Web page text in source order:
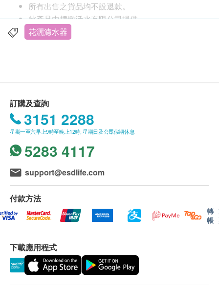
所有出售之貨品均不設退款。
此產品由標緻活水有限公司提供。
如有任何爭議，標緻活水有限公司及健康網購
加$60運費。<
我們將於確定訂單後7個工作天內安排發貨。
不排除運送時間會因節日而有所影響。當八號烈風
訊號懸掛或黑色暴雨警告生效時，送貨服務時間將
會延遲。
所有訂單須視乎相關貨品的供應情況再作最後確
認。倘若健康網購health.ESDlife未能提供任何訂
單上的貨品，健康網購health.ESDlife有權拒絕接
受該訂單，並且會於送貨前透過電話或電郵通知顧
客再作安排。
保用條款：
所有貨品一年保養（不包括濾芯、配件）
濾芯一經拆封使用過後，恕無法辦理退貨。
花灑濾水器
訂購及查詢
3151 2288
星期一至六早上9時至晚上12時; 星期日及公眾假期休息
5283 4117
support@esdlife.com
付款方法
轉
帳
下載應用程式